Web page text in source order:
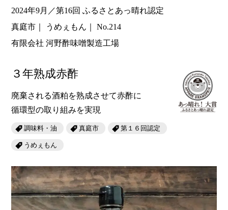
2024年9月／第16回 ふるさとあっ晴れ認定
真庭市
うめぇもん
No.214
有限会社 河野酢味噌製造工場
３年熟成赤酢
廃棄される酒粕を熟成させて赤酢に
循環型の取り組みを実現
調味料・油 真庭市 第１６回認定
うめぇもん